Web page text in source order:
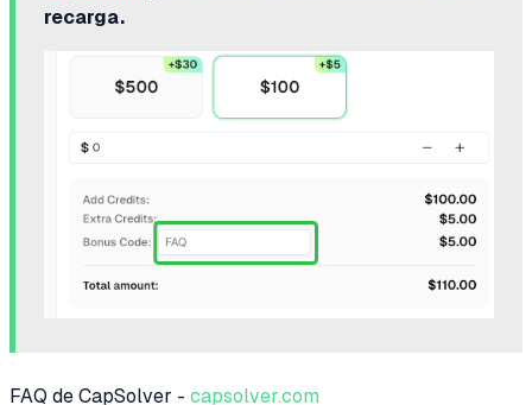
recarga.
FAQ de CapSolver - capsolver.com